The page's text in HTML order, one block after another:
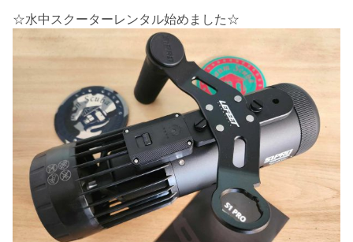
☆水中スクーターレンタル始めました☆